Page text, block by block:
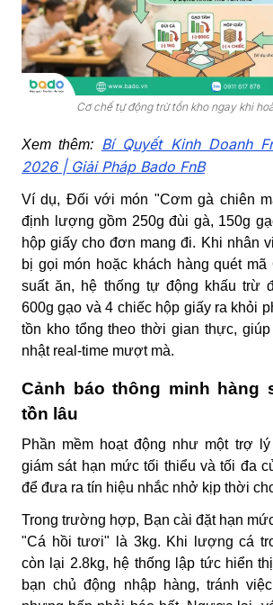
Cơ chế tự động trừ tồn kho ngay khi
Xem thêm: Bí Quyết Kinh Doanh
2026 | Giải Pháp Bado FnB
Ví dụ, Đối với món "Cơm gà chiên
định lượng gồm 250g đùi gà, 150g
hộp giấy cho đơn mang đi. Khi nhân
bị gọi món hoặc khách hàng quét mã
suất ăn, hệ thống tự động khấu trừ
600g gạo và 4 chiếc hộp giấy ra khỏi
tồn kho tổng theo thời gian thực,
nhật real-time mượt mà.
Cảnh báo thông minh hàng
tồn lâu
Phần mềm hoạt động như một trợ
giám sát hạn mức tối thiểu và tối đa
để đưa ra tín hiệu nhắc nhở kịp thời
Trong trường hợp, Bạn cài đặt hạn
"Cá hồi tươi" là 3kg. Khi lượng cá
còn lại 2.8kg, hệ thống lập tức hiển
bạn chủ động nhập hàng, tránh